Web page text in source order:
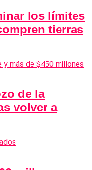
los límites
tierras
de la
volver a